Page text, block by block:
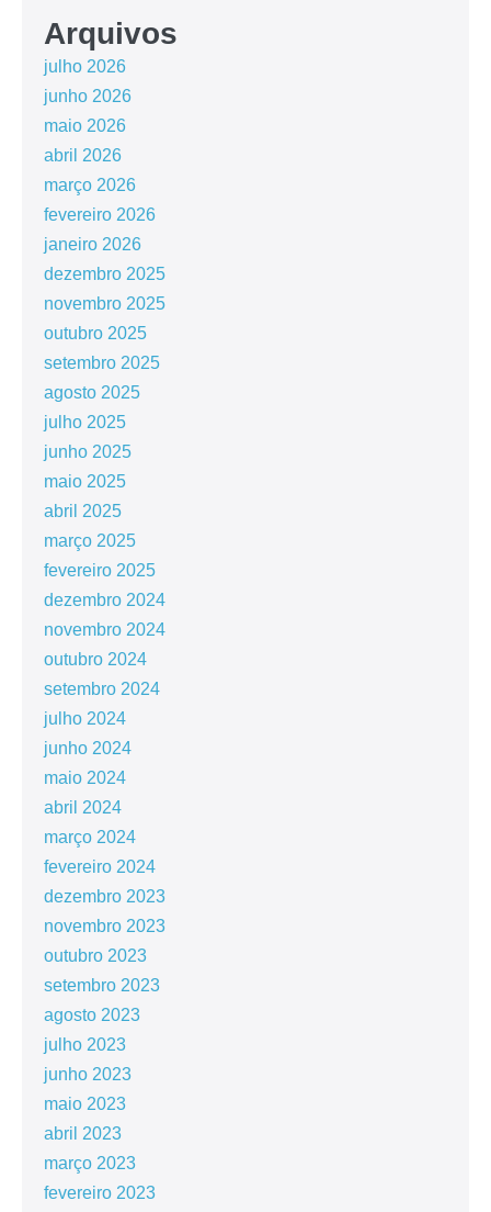
Arquivos
julho 2026
junho 2026
maio 2026
abril 2026
março 2026
fevereiro 2026
janeiro 2026
dezembro 2025
novembro 2025
outubro 2025
setembro 2025
agosto 2025
julho 2025
junho 2025
maio 2025
abril 2025
março 2025
fevereiro 2025
dezembro 2024
novembro 2024
outubro 2024
setembro 2024
julho 2024
junho 2024
maio 2024
abril 2024
março 2024
fevereiro 2024
dezembro 2023
novembro 2023
outubro 2023
setembro 2023
agosto 2023
julho 2023
junho 2023
maio 2023
abril 2023
março 2023
fevereiro 2023